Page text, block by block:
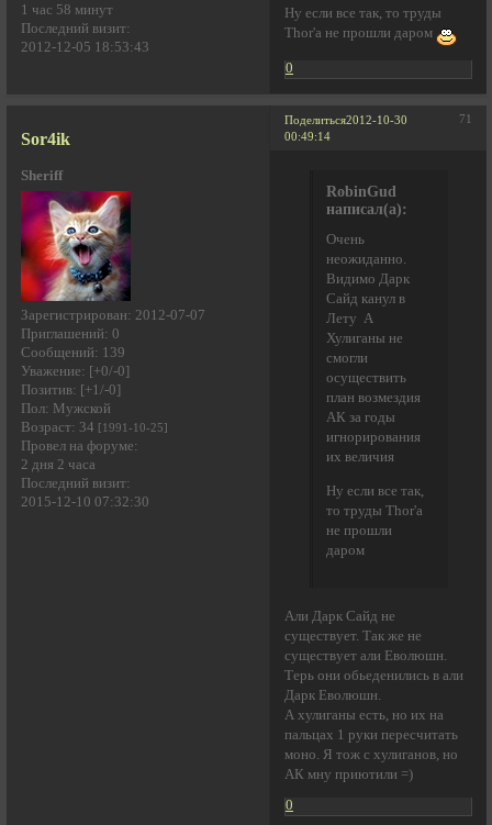
1 час 58 минут
Последний визит:
2012-12-05 18:53:43
Ну если все так, то труды
Thor'a не прошли даром
0
Поделиться 71
2012-10-30
00:49:14
Sor4ik
Sheriff
Зарегистрирован: 2012-07-07
Приглашений: 0
Сообщений: 139
Уважение: [+0/-0]
Позитив: [+1/-0]
Пол: Мужской
Возраст: 34 [1991-10-25]
Провел на форуме:
2 дня 2 часа
Последний визит:
2015-12-10 07:32:30
RobinGud
написал(а):
Очень
неожиданно.
Видимо Дарк
Сайд канул в
Лету А
Хулиганы не
смогли
осуществить
план возмездия
АК за годы
игнорирования
их величия
Ну если все так,
то труды Thor'a
не прошли
даром
Али Дарк Сайд не
существует. Так же не
существует али Еволюшн.
Терь они обьеденились в али
Дарк Еволюшн.
А хулиганы есть, но их на
пальцах 1 руки пересчитать
моно. Я тож с хулиганов, но
АК мну приютили =)
0